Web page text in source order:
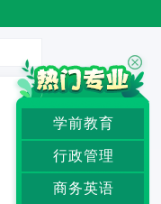
学前教育
行政管理
商务英语